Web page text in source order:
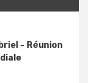
– Réunion